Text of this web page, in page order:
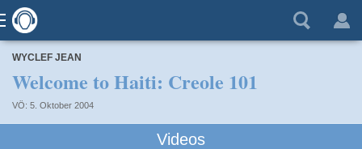
WYCLEF JEAN
Welcome to Haiti: Creole 101
VÖ: 5. Oktober 2004
Videos